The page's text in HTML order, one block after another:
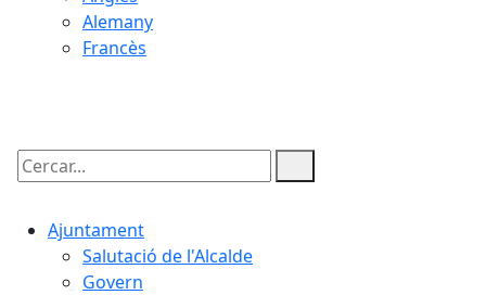
Alemany
Francès
Cercar:
Ajuntament
Salutació de l'Alcalde
Govern